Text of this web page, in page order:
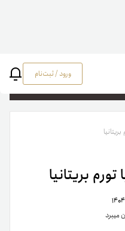
ورود / ثبت‌نام
بریتانیا